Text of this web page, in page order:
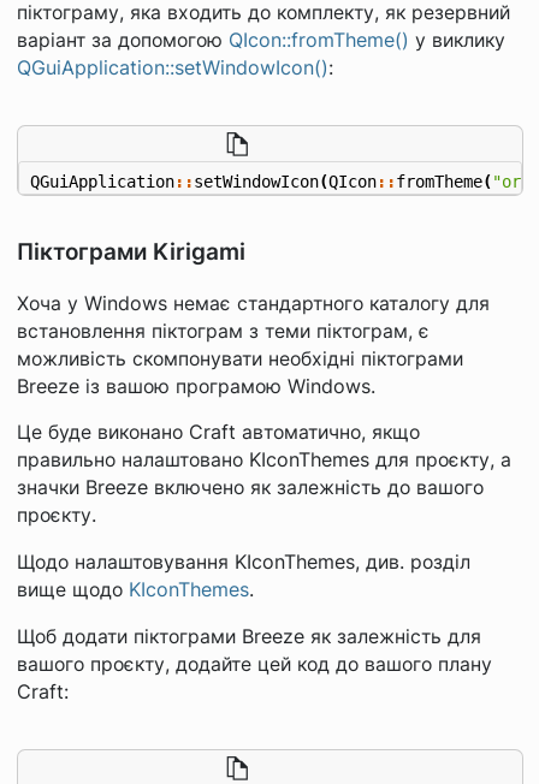
піктограму, яка входить до комплекту, як резервний
варіант за допомогою QIcon::fromTheme() у виклику
QGuiApplication::setWindowIcon():
QGuiApplication::setWindowIcon(QIcon::fromTheme(
Піктограми Kirigami
Хоча у Windows немає стандартного каталогу для
встановлення піктограм з теми піктограм, є
можливість скомпонувати необхідні піктограми
Breeze із вашою програмою Windows.
Це буде виконано Craft автоматично, якщо
правильно налаштовано KIconThemes для проєкту, а
значки Breeze включено як залежність до вашого
проєкту.
Щодо налаштовування KIconThemes, див. розділ
вище щодо KIconThemes.
Щоб додати піктограми Breeze як залежність для
вашого проєкту, додайте цей код до вашого плану
Craft: